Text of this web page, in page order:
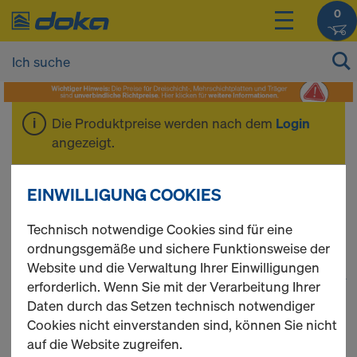
0
Die Produktpreise werden nach dem Login
angezeigt.
Traggerüste
70 Produkte gefunden
Meist gesucht
EINWILLIGUNG COOKIES
Technisch notwendige Cookies sind für eine
ordnungsgemäße und sichere Funktionsweise der
Website und die Verwaltung Ihrer Einwilligungen
erforderlich. Wenn Sie mit der Verarbeitung Ihrer
Daten durch das Setzen technisch notwendiger
Cookies nicht einverstanden sind, können Sie nicht
auf die Website zugreifen.